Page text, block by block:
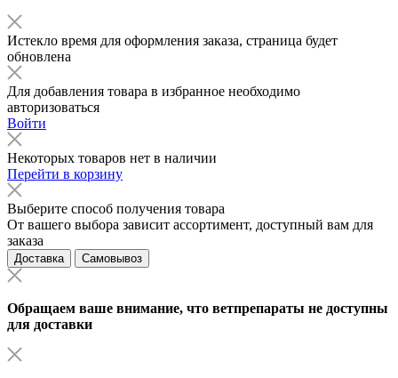
Истекло время для оформления заказа, страница будет
обновлена
Для добавления товара в избранное необходимо
авторизоваться
Войти
Некоторых товаров нет в наличии
Перейти в корзину
Выберите способ получения товара
От вашего выбора зависит ассортимент, доступный вам для
заказа
Доставка Самовывоз
Обращаем ваше внимание, что ветпрепараты не доступны
для доставки